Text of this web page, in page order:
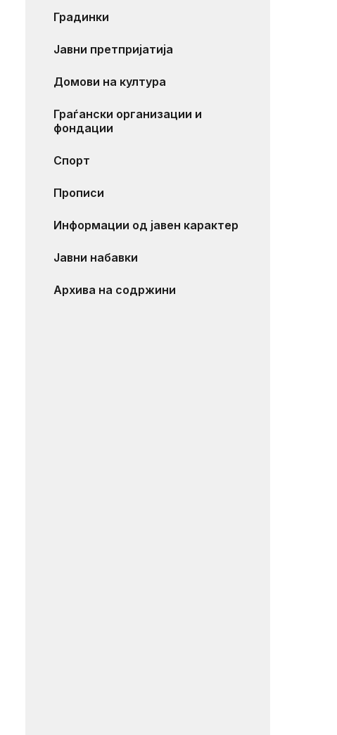
Градинки
Јавни претпријатија
Домови на култура
Граѓански организации и
фондации
Спорт
Прописи
Информации од јавен карактер
Јавни набавки
Архива на содржини